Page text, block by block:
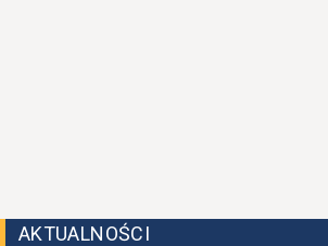
AKTUALNOŚCI